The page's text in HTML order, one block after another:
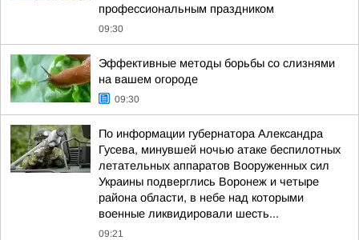
профессиональным праздником
09:30
Эффективные методы борьбы со слизнями
на вашем огороде
09:30
По информации губернатора Александра
Гусева, минувшей ночью атаке беспилотных
летательных аппаратов Вооруженных сил
Украины подверглись Воронеж и четыре
района области, в небе над которыми
военные ликвидировали шесть...
09:21